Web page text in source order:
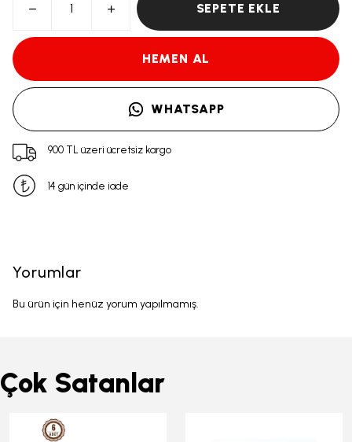
SEPETE EKLE
HEMEN AL
WHATSAPP
900 TL üzeri ücretsiz kargo
14 gün içinde iade
Yorumlar
Bu ürün için henüz yorum yapılmamış.
Çok Satanlar